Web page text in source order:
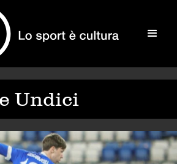
Undici